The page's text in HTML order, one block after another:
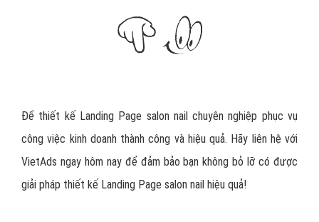
Để thiết kế Landing Page salon nail chuyên nghiệp phục vụ
công việc kinh doanh thành công và hiệu quả. Hãy liên hệ với
VietAds ngay hôm nay để đảm bảo bạn không bỏ lỡ có được
giải pháp thiết kế Landing Page salon nail hiệu quả!